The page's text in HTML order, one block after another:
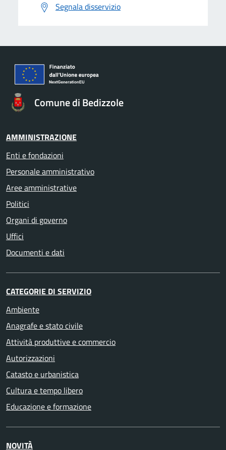
Segnala disservizio
Comune di Bedizzole
AMMINISTRAZIONE
Enti e fondazioni
Personale amministrativo
Aree amministrative
Politici
Organi di governo
Uffici
Documenti e dati
CATEGORIE DI SERVIZIO
Ambiente
Anagrafe e stato civile
Attività produttive e commercio
Autorizzazioni
Catasto e urbanistica
Cultura e tempo libero
Educazione e formazione
NOVITÀ